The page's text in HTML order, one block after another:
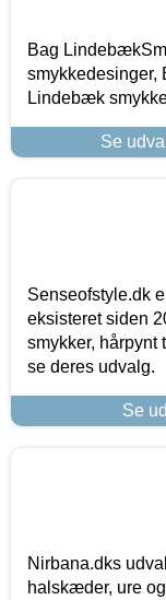
Bag
smykkedesinger,
Lindebæk
Se
Senseofstyle.dk
eksisteret siden
smykker, hårpynt
se deres udvalg.
Se
Nirbana.dks
halskæder, ure